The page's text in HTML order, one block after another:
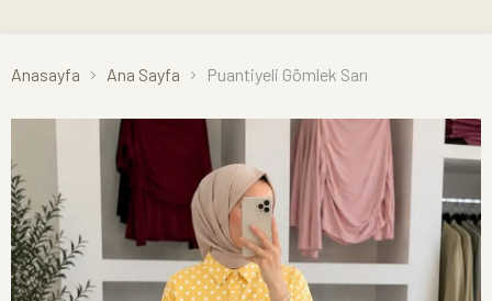
Anasayfa Ana Sayfa Puantiyeli Gömlek Sarı